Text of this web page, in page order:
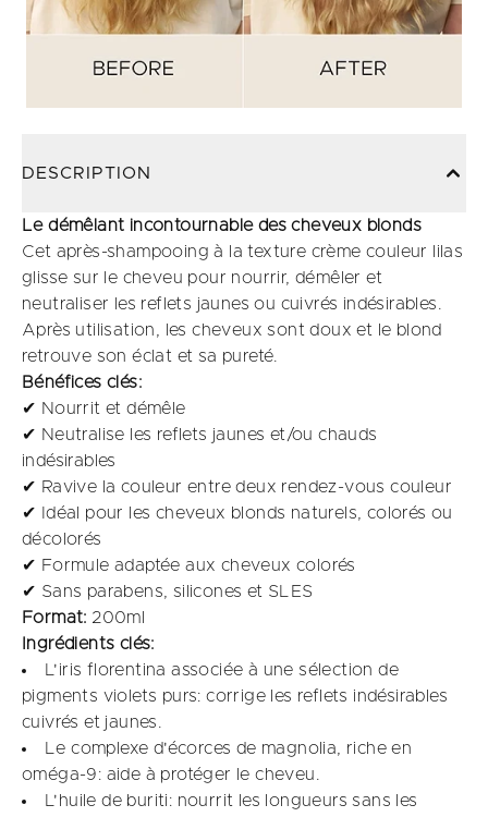
DESCRIPTION
Le démêlant incontournable des cheveux blonds
Cet après-shampooing à la texture crème couleur lilas
glisse sur le cheveu pour nourrir, démêler et
neutraliser les reflets jaunes ou cuivrés indésirables.
Après utilisation, les cheveux sont doux et le blond
retrouve son éclat et sa pureté.
Bénéfices clés:
✔ Nourrit et démêle
✔ Neutralise les reflets jaunes et/ou chauds
indésirables
✔ Ravive la couleur entre deux rendez-vous couleur
✔ Idéal pour les cheveux blonds naturels, colorés ou
décolorés
✔ Formule adaptée aux cheveux colorés
✔ Sans parabens, silicones et SLES
Format: 200ml
Ingrédients clés:
L'iris florentina associée à une sélection de
pigments violets purs: corrige les reflets indésirables
cuivrés et jaunes. ​
Le complexe d'écorces de magnolia, riche en
oméga-9: aide à protéger le cheveu. ​
L'huile de buriti: nourrit les longueurs sans les